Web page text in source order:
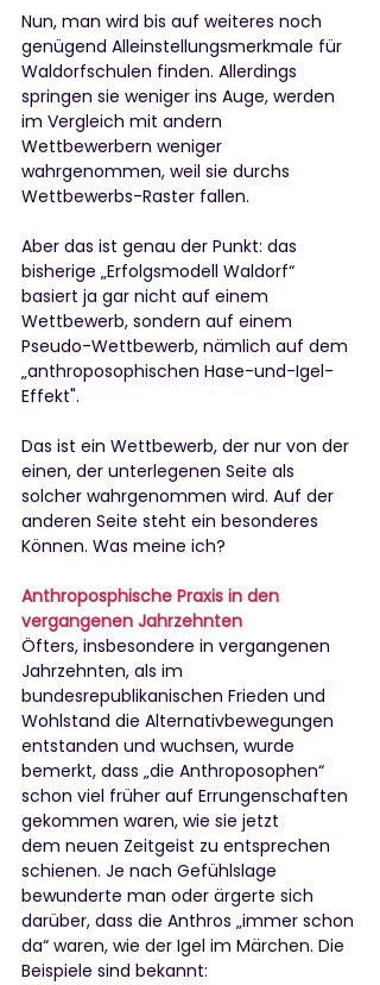
Nun, man wird bis auf weiteres noch
genügend Alleinstellungsmerkmale für
Waldorfschulen finden. Allerdings
springen sie weniger ins Auge, werden
im Vergleich mit andern
Wettbewerbern weniger
wahrgenommen, weil sie durchs
Wettbewerbs-Raster fallen.
Aber das ist genau der Punkt: das
bisherige „Erfolgsmodell Waldorf“
basiert ja gar nicht auf einem
Wettbewerb, sondern auf einem
Pseudo-Wettbewerb, nämlich auf dem
„anthroposophischen Hase-und-Igel-
Effekt".
Das ist ein Wettbewerb, der nur von der
einen, der unterlegenen Seite als
solcher wahrgenommen wird. Auf der
anderen Seite steht ein besonderes
Können. Was meine ich?
Anthroposphische Praxis in den
vergangenen Jahrzehnten
Öfters, insbesondere in vergangenen
Jahrzehnten, als im
bundesrepublikanischen Frieden und
Wohlstand die Alternativbewegungen
entstanden und wuchsen, wurde
bemerkt, dass „die Anthroposophen“
schon viel früher auf Errungenschaften
gekommen waren, wie sie jetzt
dem neuen Zeitgeist zu entsprechen
schienen. Je nach Gefühlslage
bewunderte man oder ärgerte sich
darüber, dass die Anthros „immer schon
da“ waren, wie der Igel im Märchen. Die
Beispiele sind bekannt: